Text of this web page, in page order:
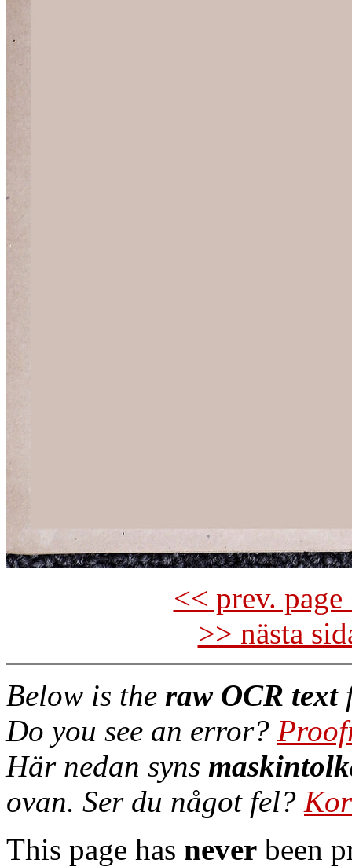
<< prev.
>> nästa
Below is the raw OCR text
Do you see an error?
Här nedan syns
ovan. Ser du något fel?
This page has never been